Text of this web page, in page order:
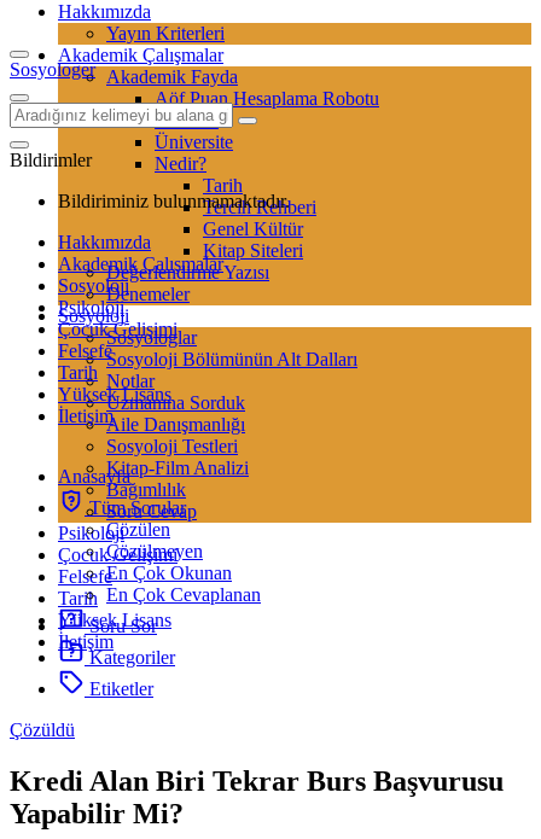
Hakkımızda
Yayın Kriterleri
Akademik Çalışmalar
Akademik Fayda
Aöf Puan Hesaplama Robotu
Sertifika
Üniversite
Nedir?
Tarih
Tercih Rehberi
Genel Kültür
Kitap Siteleri
Değerlendirme Yazısı
Denemeler
Sosyoloji
Sosyologlar
Sosyoloji Bölümünün Alt Dalları
Notlar
Uzmanına Sorduk
Aile Danışmanlığı
Sosyoloji Testleri
Kitap-Film Analizi
Bağımlılık
Soru Cevap
Psikoloji
Çocuk Gelişimi
Felsefe
Tarih
Yüksek Lisans
İletişim
Sosyologer
Bildirimler
Bildiriminiz bulunmamaktadır.
Hakkımızda
Akademik Çalışmalar
Sosyoloji
Psikoloji
Çocuk Gelişimi
Felsefe
Tarih
Yüksek Lisans
İletişim
Anasayfa
Tüm Sorular
Çözülen
Çözülmeyen
En Çok Okunan
En Çok Cevaplanan
Soru Sor
Kategoriler
Etiketler
Çözüldü
Kredi Alan Biri Tekrar Burs Başvurusu
Yapabilir Mi?